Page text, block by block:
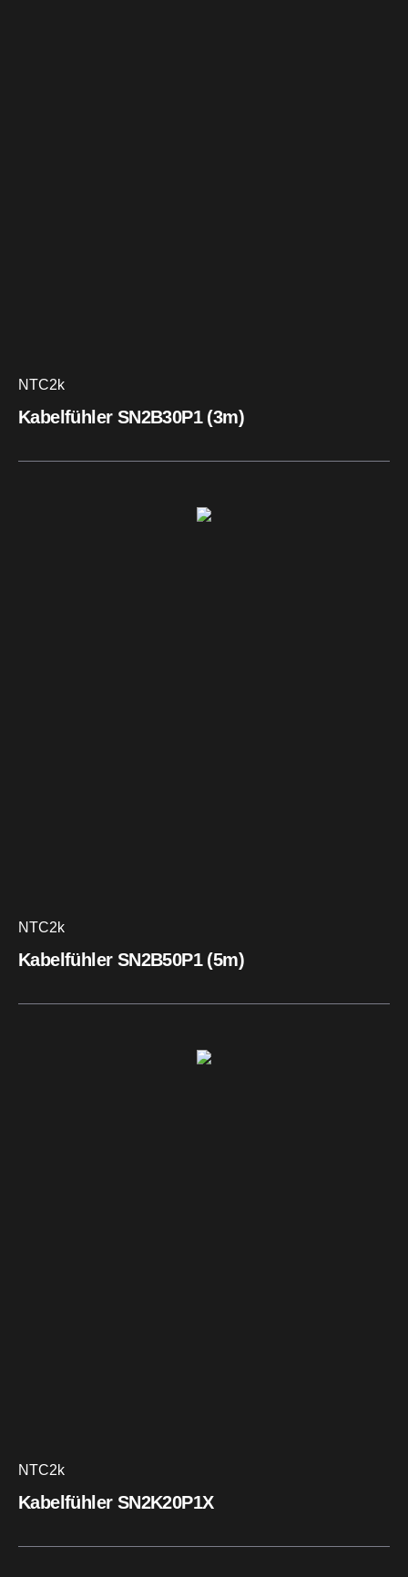
NTC2k
Kabelfühler SN2B30P1 (3m)
NTC2k
Kabelfühler SN2B50P1 (5m)
NTC2k
Kabelfühler SN2K20P1X